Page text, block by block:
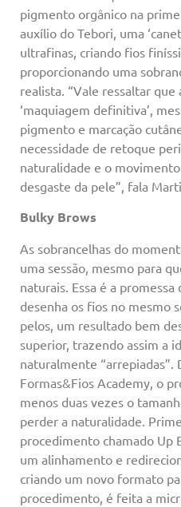
pigmento orgânico na
auxílio do Tebori, uma
ultrafinas, criando fios
proporcionando uma
realista. “Vale ressaltar que
‘maquiagem definitiva’,
pigmento e marcação
necessidade de retoque
naturalidade e o
desgaste da pele”, fala
Bulky Brows
As sobrancelhas do
uma sessão, mesmo para
naturais. Essa é a
desenha os fios no mesmo
pelos, um resultado bem
superior, trazendo assim a
naturalmente “arrepiadas”.
Formas&Fios Academy, o
menos duas vezes o
perder a naturalidade.
procedimento chamado Up
um alinhamento e
criando um novo formato
procedimento, é feita a